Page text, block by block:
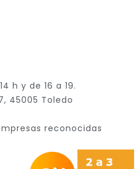
h y de 16 a 19.
45005 Toledo
reconocidas